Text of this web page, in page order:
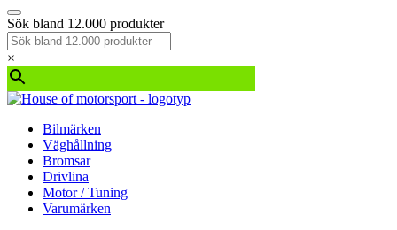
Sök bland 12.000 produkter
×
Bilmärken
Väghållning
Bromsar
Drivlina
Motor / Tuning
Varumärken